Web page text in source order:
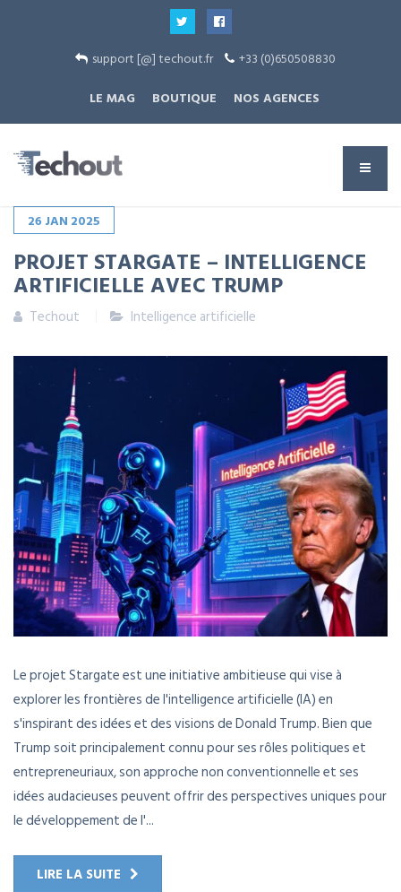
support [@] techout.fr
+33 (0)650508830
LE MAG
BOUTIQUE NOS AGENCES
26 JAN 2025
PROJET STARGATE – INTELLIGENCE
ARTIFICIELLE AVEC TRUMP
Techout Intelligence artificielle
Le projet Stargate est une initiative ambitieuse qui vise à
explorer les frontières de l'intelligence artificielle (IA) en
s'inspirant des idées et des visions de Donald Trump. Bien que
Trump soit principalement connu pour ses rôles politiques et
entrepreneuriaux, son approche non conventionnelle et ses
idées audacieuses peuvent offrir des perspectives uniques pour
le développement de l'...
LIRE LA SUITE